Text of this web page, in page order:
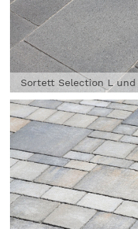
Sortett Selection L und